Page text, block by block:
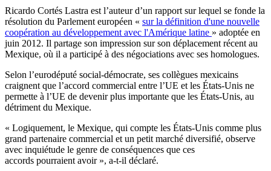
Ricardo Cortés Lastra est l’auteur d’un rapport sur lequel se fonde la
résolution du Parlement européen « sur la définition d'une nouvelle
coopération au développement avec l'Amérique latine » adoptée en
juin 2012. Il partage son impression sur son déplacement récent au
Mexique, où il a participé à des négociations avec ses homologues.
Selon l’eurodéputé social-démocrate, ses collègues mexicains
craignent que l’accord commercial entre l’UE et les États-Unis ne
permette à l’UE de devenir plus importante que les États-Unis, au
détriment du Mexique.
« Logiquement, le Mexique, qui compte les États-Unis comme plus
grand partenaire commercial et un petit marché diversifié, observe
avec inquiétude le genre de conséquences que ces
accords pourraient avoir », a-t-il déclaré.